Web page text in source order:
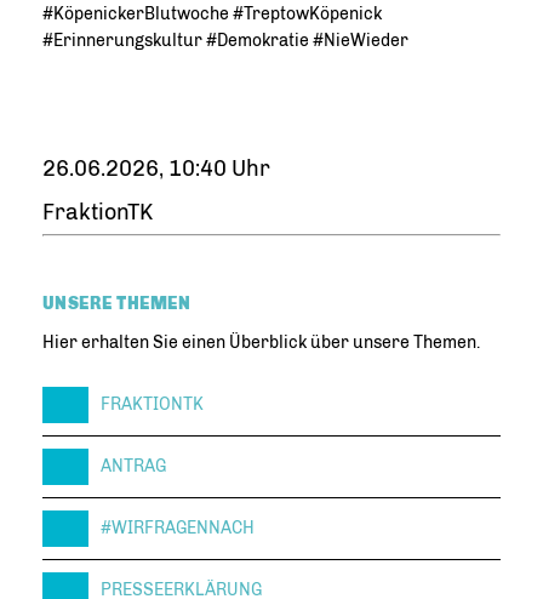
#KöpenickerBlutwoche #TreptowKöpenick
#Erinnerungskultur #Demokratie #NieWieder
26.06.2026, 10:40 Uhr
FraktionTK
UNSERE THEMEN
Hier erhalten Sie einen Überblick über unsere Themen.
FRAKTIONTK
ANTRAG
#WIRFRAGENNACH
PRESSEERKLÄRUNG